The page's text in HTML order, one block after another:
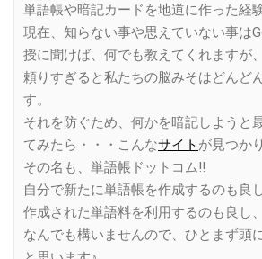
単語帳や暗記カードを地道に作った経
現在、知らない事や思えていない事は
授に聞けば、何でも教えてくれますが、
頼りすぎると私たちの脳みそはどんど
す。
それを防ぐため、何かを暗記しようと
てみたら・・・こんなサイト が見つか
その名も、単語帳ドットコム!!
自分で新たに単語帳を作成するのも良
作成された単語料を利用するのも良し、
なんでも構いませんので、ひとまず頭